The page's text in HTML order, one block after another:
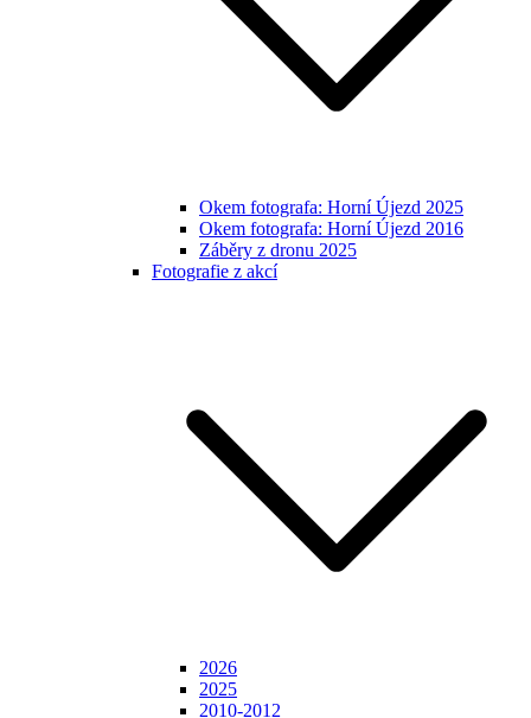
Okem fotografa: Horní Újezd 2025
Okem fotografa: Horní Újezd 2016
Záběry z dronu 2025
Fotografie z akcí
2026
2025
2010-2012